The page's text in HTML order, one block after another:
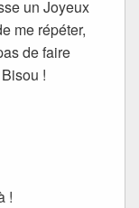
un Joyeux
me répéter,
de faire
!
!